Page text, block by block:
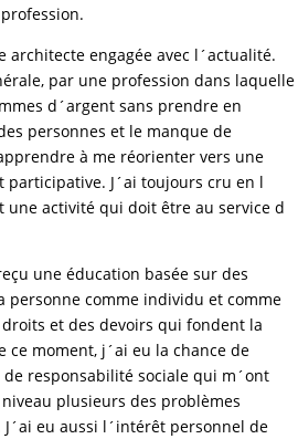
architecte engagée avec l´actualité.
par une profession dans laquelle
d´argent sans prendre en
personnes et le manque de
à me réorienter vers une
J´ai toujours cru en l
une activité qui doit être au service d
une éducation basée sur des
personne comme individu et comme
et des devoirs qui fondent la
ce moment, j´ai eu la chance de
responsabilité sociale qui m´ont
plusieurs des problèmes
eu aussi l´intérêt personnel de